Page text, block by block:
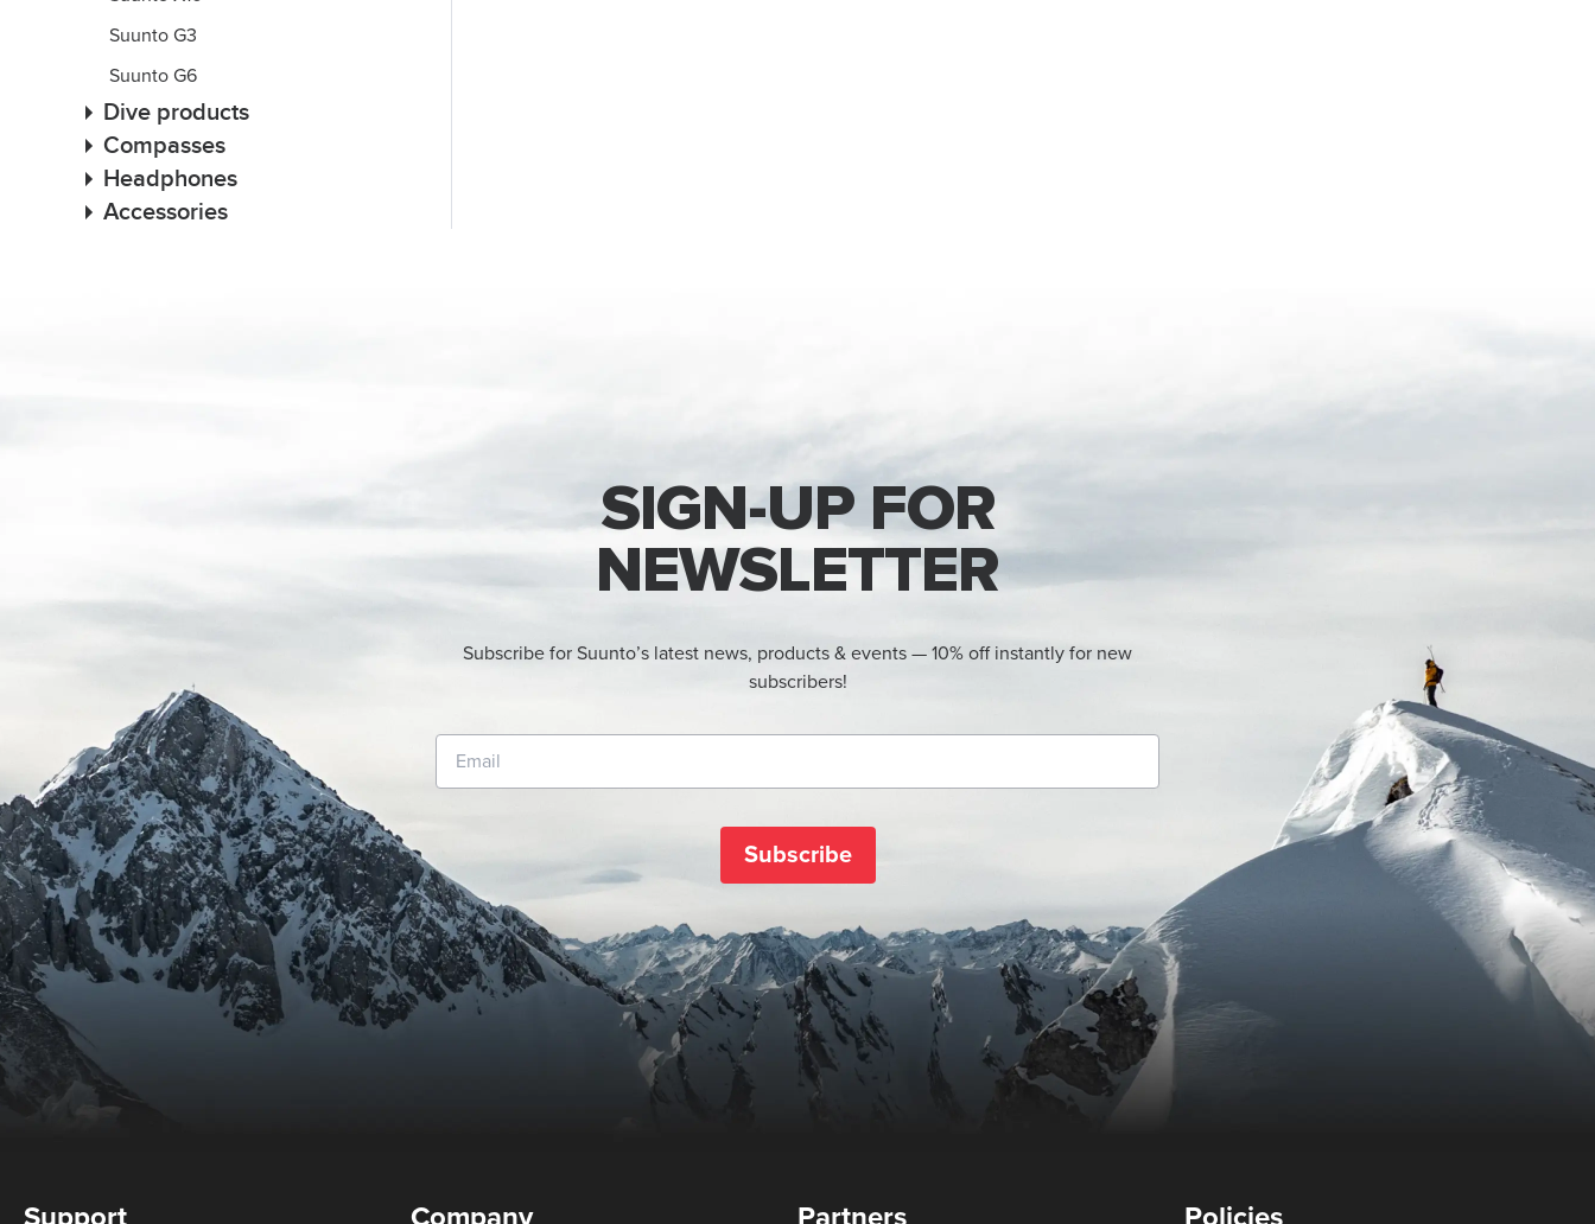
Suunto G3
Suunto G6
Dive products
Compasses
Headphones
Accessories
SIGN-UP FOR
NEWSLETTER
Subscribe for Suunto’s latest news, products & events — 10% off instantly for new
subscribers!
Subscribe
Support Company Partners Policies